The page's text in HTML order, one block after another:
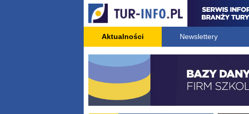
Aktualności Newslettery